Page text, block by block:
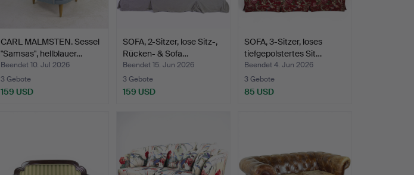
CARL MALMSTEN. Sessel
"Samsas", hellblauer…
Beendet 10. Jul 2026
3 Gebote
159 USD
SOFA, 2-Sitzer, lose Sitz-,
Rücken- & Sofa…
Beendet 15. Jun 2026
3 Gebote
159 USD
SOFA, 3-Sitzer, loses
tiefgepolstertes Sit…
Beendet 4. Jun 2026
3 Gebote
85 USD